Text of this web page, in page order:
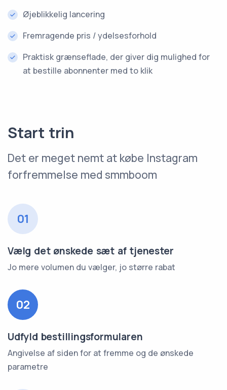
Øjeblikkelig lancering
Fremragende pris / ydelsesforhold
Praktisk grænseflade, der giver dig mulighed for
at bestille abonnenter med to klik
Start trin
Det er meget nemt at købe Instagram
forfremmelse med smmboom
01
Vælg det ønskede sæt af tjenester
Jo mere volumen du vælger, jo større rabat
02
Udfyld bestillingsformularen
Angivelse af siden for at fremme og de ønskede
parametre